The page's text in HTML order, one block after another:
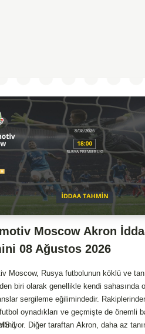
Moscow Akron
08 Ağustos 2026
Moscow, Rusya futbolunun köklü ve
biri olarak genellikle kendi sahasında
sergileme eğilimindedir.
oynadıkları ve geçmişte de önemli
Diğer taraftan Akron, daha az
1